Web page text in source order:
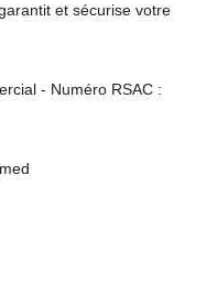
et sécurise votre
- Numéro RSAC :